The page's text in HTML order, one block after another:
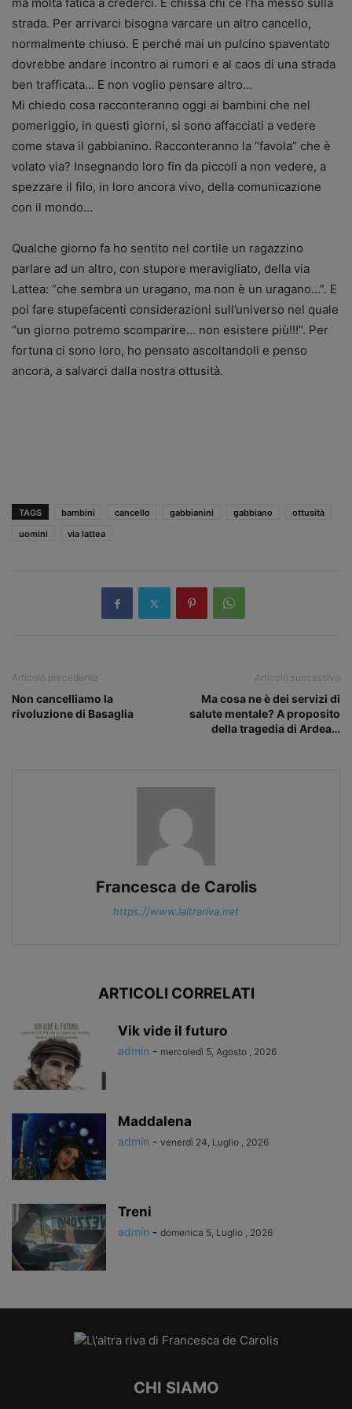
strada. Per arrivarci bisogna varcare un altro cancello,
normalmente chiuso. E perché mai un pulcino spaventato
dovrebbe andare incontro ai rumori e al caos di una strada
ben trafficata… E non voglio pensare altro…
Mi chiedo cosa racconteranno oggi ai bambini che nel
pomeriggio, in questi giorni, si sono affacciati a vedere
come stava il gabbianino. Racconteranno la “favola” che è
volato via? Insegnando loro fin da piccoli a non vedere, a
spezzare il filo, in loro ancora vivo, della comunicazione
con il mondo…
Qualche giorno fa ho sentito nel cortile un ragazzino
parlare ad un altro, con stupore meravigliato, della via
Lattea: “che sembra un uragano, ma non è un uragano…”. E
poi fare stupefacenti considerazioni sull’universo nel quale
“un giorno potremo scomparire… non esistere più!!!”. Per
fortuna ci sono loro, ho pensato ascoltandoli e penso
ancora, a salvarci dalla nostra ottusità.
TAGS bambini cancello gabbianini gabbiano
ottusità
uomini
via lattea
Articolo precedente
Non cancelliamo la
rivoluzione di Basaglia
Articolo successivo
Ma cosa ne è dei servizi di
salute mentale? A proposito
della tragedia di Ardea…
Francesca de Carolis
https://www.laltrariva.net
ARTICOLI CORRELATI
Vik vide il futuro
admin - mercoledì 5, Agosto , 2026
Maddalena
admin - venerdì 24, Luglio , 2026
Treni
admin - domenica 5, Luglio , 2026
CHI SIAMO